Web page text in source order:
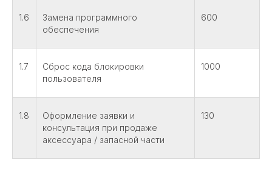
1.6
Замена программного
обеспечения
600
1.7
Сброс кода блокировки
пользователя
1000
1.8
Оформление заявки и
консультация при продаже
аксессуара / запасной части
130